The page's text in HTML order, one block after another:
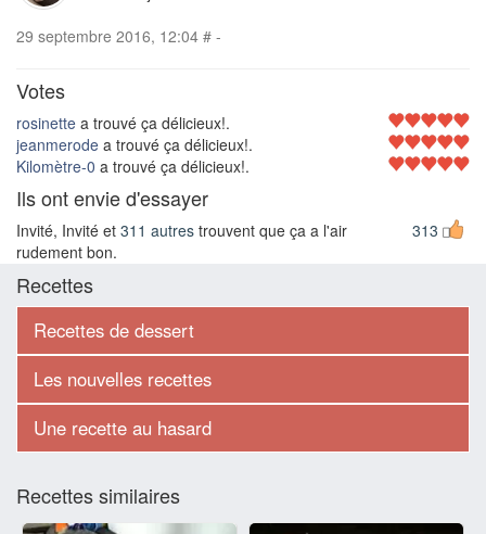
29 septembre 2016, 12:04 # -
Votes
rosinette a trouvé ça délicieux!.
jeanmerode a trouvé ça délicieux!.
Kilomètre-0 a trouvé ça délicieux!.
Ils ont envie d'essayer
313
Invité, Invité et 311 autres trouvent que ça a l'air
rudement bon.
Recettes
Recettes de dessert
Les nouvelles recettes
Une recette au hasard
Recettes similaires